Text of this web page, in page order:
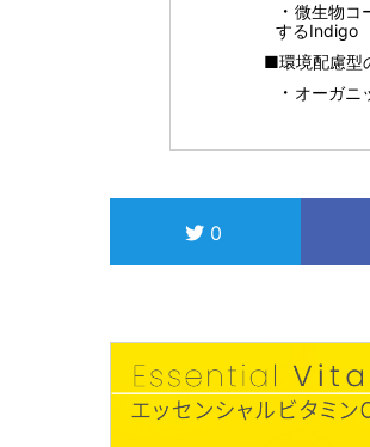
微生物コ
するIndigo
■環境配慮型
オーガニ
0